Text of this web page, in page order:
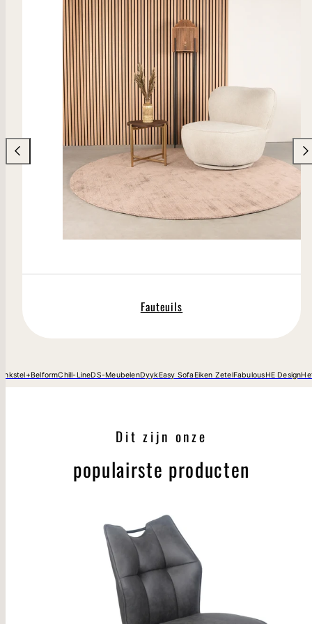
Fauteuils
BelformChill-LineDS-MeubelenDyykEasy SofaEiken ZetelFabulousHE Design
Dit zijn onze
populairste producten